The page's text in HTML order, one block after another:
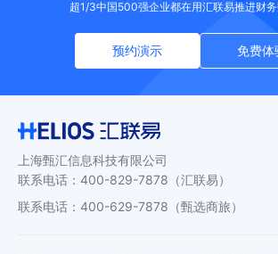
超1/3中国500强企业都在用汇联易推进财
预约演示 免费体
上海甄汇信息科技有限公司
联系电话 ： 400-829-7878 （汇联易）
联系电话 ： 400-629-7878 （甄选商旅）